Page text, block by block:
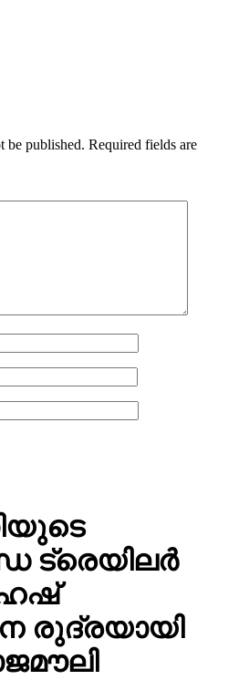
be published. Required fields are
ട്രെയിലര്‍
രുദ്രയായി